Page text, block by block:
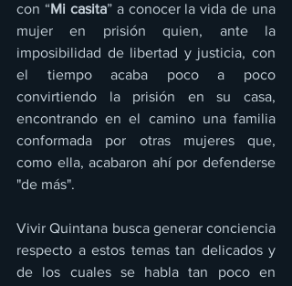
con “Mi casita” a conocer la vida de una
mujer en prisión quien, ante la
imposibilidad de libertad y justicia, con
el tiempo acaba poco a poco
convirtiendo la prisión en su casa,
encontrando en el camino una familia
conformada por otras mujeres que,
como ella, acabaron ahí por defenderse
"de más".
Vivir Quintana busca generar conciencia
respecto a estos temas tan delicados y
de los cuales se habla tan poco en